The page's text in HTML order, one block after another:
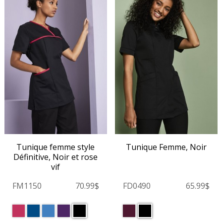
Tunique femme style
Définitive, Noir et rose
vif
FM1150
70.99$
Tunique Femme, Noir
FD0490 65.99$